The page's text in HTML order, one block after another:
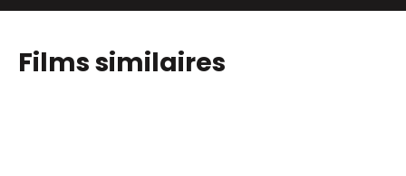
Films similaires